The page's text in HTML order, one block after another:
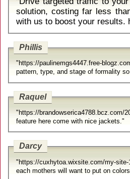
solution, costing far less
Phillis
"https://paulinemgs4447.free-
pattern, type, and stage of formality
Raquel
"https://
feature here come with nice jackets."
Darcy
"https://cuxhytoa.wixsite.com/my-